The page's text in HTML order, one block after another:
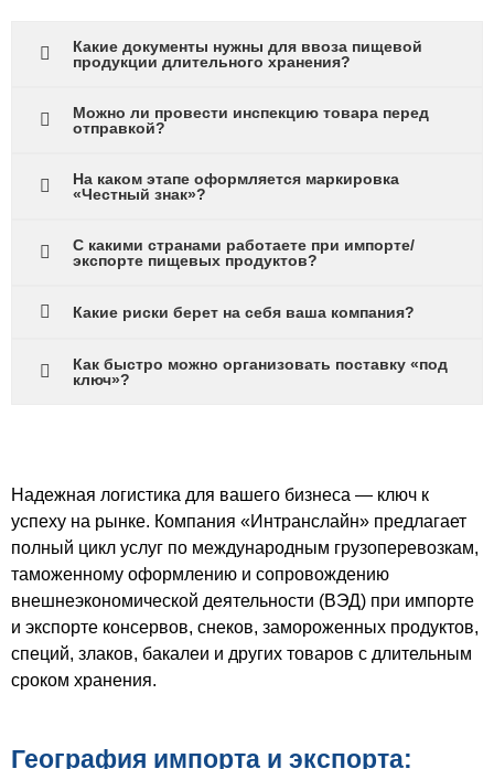
Какие документы нужны для ввоза пищевой
продукции длительного хранения?
Можно ли провести инспекцию товара перед
отправкой?
На каком этапе оформляется маркировка
«Честный знак»?
С какими странами работаете при импорте/
экспорте пищевых продуктов?
Какие риски берет на себя ваша компания?
Как быстро можно организовать поставку «под
ключ»?
Надежная логистика для вашего бизнеса — ключ к
успеху на рынке. Компания «Интранслайн» предлагает
полный цикл услуг по международным грузоперевозкам,
таможенному оформлению и сопровождению
внешнеэкономической деятельности (ВЭД) при импорте
и экспорте консервов, снеков, замороженных продуктов,
специй, злаков, бакалеи и других товаров с длительным
сроком хранения.
География импорта и экспорта: